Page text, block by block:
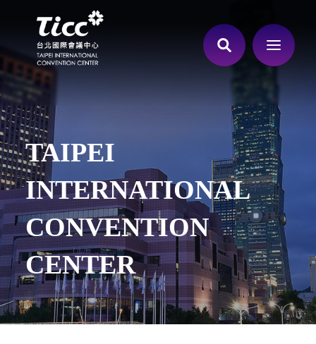
TAIPEI
INTERNATIONAL
CONVENTION
CENTER